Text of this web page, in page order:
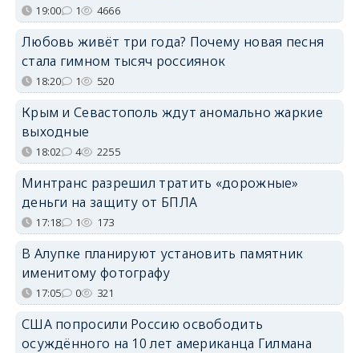
19:00 1 4666
Любовь живёт три года? Почему новая песня
стала гимном тысяч россиянок
18:20 1 520
Крым и Севастополь ждут аномально жаркие
выходные
18:02 4 2255
Минтранс разрешил тратить «дорожные»
деньги на защиту от БПЛА
17:18 1 173
В Алупке планируют установить памятник
именитому фотографу
17:05 0 321
США попросили Россию освободить
осуждённого на 10 лет американца Гилмана